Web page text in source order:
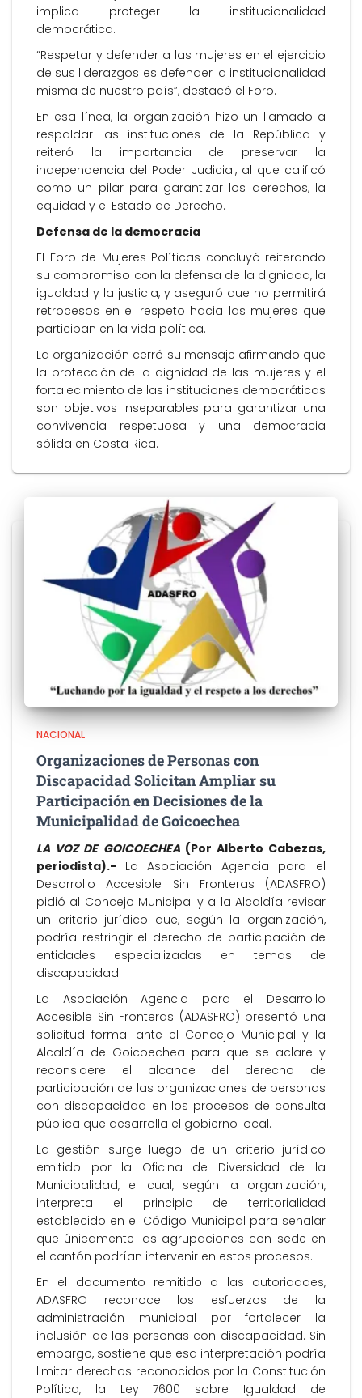
implica proteger la institucionalidad
democrática.
“Respetar y defender a las mujeres en el ejercicio
de sus liderazgos es defender la institucionalidad
misma de nuestro país”, destacó el Foro.
En esa línea, la organización hizo un llamado a
respaldar las instituciones de la República y
reiteró la importancia de preservar la
independencia del Poder Judicial, al que calificó
como un pilar para garantizar los derechos, la
equidad y el Estado de Derecho.
Defensa de la democracia
El Foro de Mujeres Políticas concluyó reiterando
su compromiso con la defensa de la dignidad, la
igualdad y la justicia, y aseguró que no permitirá
retrocesos en el respeto hacia las mujeres que
participan en la vida política.
La organización cerró su mensaje afirmando que
la protección de la dignidad de las mujeres y el
fortalecimiento de las instituciones democráticas
son objetivos inseparables para garantizar una
convivencia respetuosa y una democracia
sólida en Costa Rica.
NACIONAL
Organizaciones de Personas con
Discapacidad Solicitan Ampliar su
Participación en Decisiones de la
Municipalidad de Goicoechea
LA VOZ DE GOICOECHEA(Por Alberto Cabezas,
periodista).- La Asociación Agencia para el
Desarrollo Accesible Sin Fronteras (ADASFRO)
pidió al Concejo Municipal y a la Alcaldía revisar
un criterio jurídico que, según la organización,
podría restringir el derecho de participación de
entidades especializadas en temas de
discapacidad.
La Asociación Agencia para el Desarrollo
Accesible Sin Fronteras (ADASFRO) presentó una
solicitud formal ante el Concejo Municipal y la
Alcaldía de Goicoechea para que se aclare y
reconsidere el alcance del derecho de
participación de las organizaciones de personas
con discapacidad en los procesos de consulta
pública que desarrolla el gobierno local.
La gestión surge luego de un criterio jurídico
emitido por la Oficina de Diversidad de la
Municipalidad, el cual, según la organización,
interpreta el principio de territorialidad
establecido en el Código Municipal para señalar
que únicamente las agrupaciones con sede en
el cantón podrían intervenir en estos procesos.
En el documento remitido a las autoridades,
ADASFRO reconoce los esfuerzos de la
administración municipal por fortalecer la
inclusión de las personas con discapacidad. Sin
embargo, sostiene que esa interpretación podría
limitar derechos reconocidos por la Constitución
Política, la Ley 7600 sobre Igualdad de